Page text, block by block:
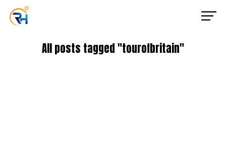
All posts tagged "tourofbritain"